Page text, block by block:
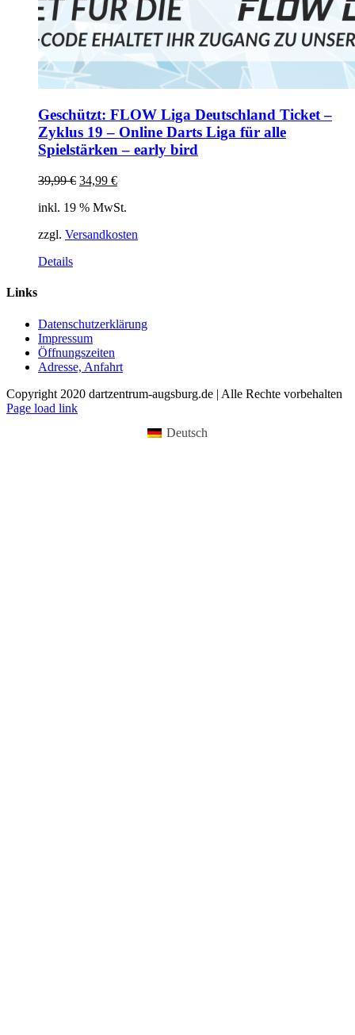
Geschützt: FLOW Liga Deutschland Ticket –
Zyklus 19 – Online Darts Liga für alle
Spielstärken – early bird
39,99€ Ursprünglicher
war:
34,99 €Aktueller
ist:
inkl. 19 % MwSt.
zzgl. Versandkosten
Details
Links
Datenschutzerklärung
Impressum
Öffnungszeiten
Adresse, Anfahrt
Copyright 2020 dartzentrum-augsburg.de | Alle Rechte vorbehalten
Facebook
Instagram
YouTube
Page load link
Deutsch